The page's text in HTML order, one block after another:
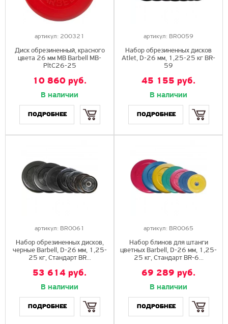
артикул: 200321
Диск обрезиненный, красного
цвета 26 мм MB Barbell MB-
PltC26-25
10 860 руб.
В наличии
ПОДРОБНЕЕ
артикул: BR0059
Набор обрезиненных дисков
Atlet, D-26 мм, 1,25-25 кг BR-
59
45 155 руб.
В наличии
ПОДРОБНЕЕ
артикул: BR0061
Набор обрезиненных дисков,
черные Barbell, D-26 мм, 1,25-
25 кг, Стандарт BR...
53 614 руб.
В наличии
ПОДРОБНЕЕ
артикул: BR0065
Набор блинов для штанги
цветных Barbell, D-26 мм, 1,25-
25 кг, Стандарт BR-6...
69 289 руб.
В наличии
ПОДРОБНЕЕ